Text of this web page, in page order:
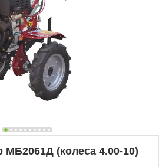
МБ2061Д (колеса 4.00-10)